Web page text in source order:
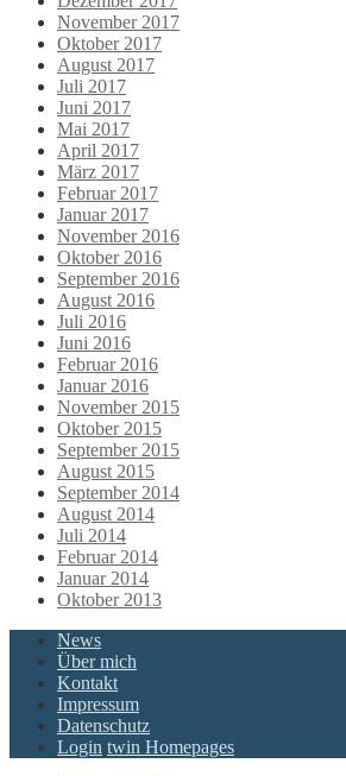
November 2017
Oktober 2017
August 2017
Juli 2017
Juni 2017
Mai 2017
April 2017
März 2017
Februar 2017
Januar 2017
November 2016
Oktober 2016
September 2016
August 2016
Juli 2016
Juni 2016
Februar 2016
Januar 2016
November 2015
Oktober 2015
September 2015
August 2015
September 2014
August 2014
Juli 2014
Februar 2014
Januar 2014
Oktober 2013
News
Über mich
Kontakt
Impressum
Datenschutz
Login twin Homepages